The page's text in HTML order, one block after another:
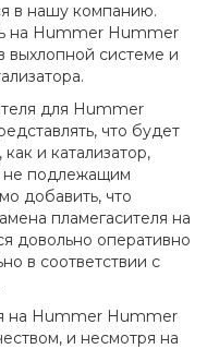
в нашу компанию.
на Hummer Hummer
выхлопной системе и
для Hummer
что будет
и катализатор,
не подлежащим
добавить, что
пламегасителя на
довольно оперативно
в соответствии с
на Hummer Hummer
и несмотря на